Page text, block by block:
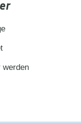
werden